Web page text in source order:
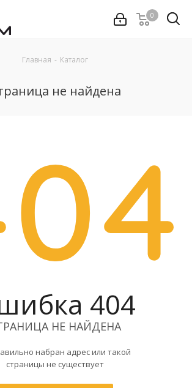
0
Главная - Каталог
не найдена
404
НЕ НАЙДЕНА
набран адрес или такой
страницы не существует